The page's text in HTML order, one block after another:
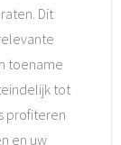
Dit
toename
tot
profiteren
en uw